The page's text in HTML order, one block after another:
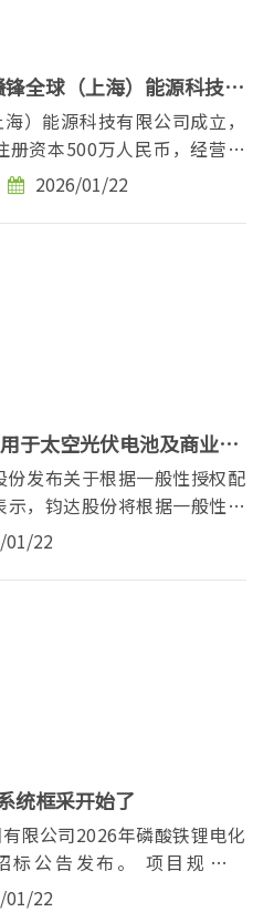
全球（上海）能源科技有
）能源科技有限公司成立，
册资本500万人民币，经营范
、技术进出口、新兴能源...
2026/01/22
于太空光伏电池及商业航
发布关于根据一般性授权配
，钧达股份将根据一般性授
，拟按每股配售价格22港...
01/22
统框采开始了
限公司2026年磷酸铁锂电化
公告发布。 项目规模为
限为2026年度。 招标范围为
01/22